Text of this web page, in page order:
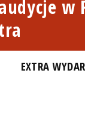
w
EXTRA